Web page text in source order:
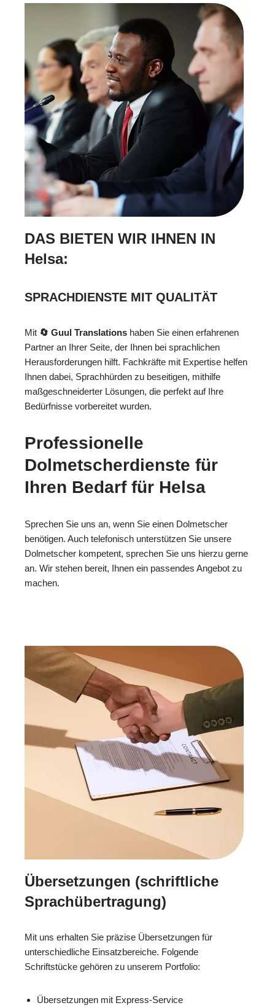
DAS BIETEN WIR IHNEN IN
Helsa:
SPRACHDIENSTE MIT QUALITÄT
Mit 🔄 Guul Translations haben Sie einen erfahrenen
Partner an Ihrer Seite, der Ihnen bei sprachlichen
Herausforderungen hilft. Fachkräfte mit Expertise helfen
Ihnen dabei, Sprachhürden zu beseitigen, mithilfe
maßgeschneiderter Lösungen, die perfekt auf Ihre
Bedürfnisse vorbereitet wurden.
Professionelle
Dolmetscherdienste für
Ihren Bedarf für Helsa
Sprechen Sie uns an, wenn Sie einen Dolmetscher
benötigen. Auch telefonisch unterstützen Sie unsere
Dolmetscher kompetent, sprechen Sie uns hierzu gerne
an. Wir stehen bereit, Ihnen ein passendes Angebot zu
machen.
Übersetzungen (schriftliche
Sprachübertragung)
Mit uns erhalten Sie präzise Übersetzungen für
unterschiedliche Einsatzbereiche. Folgende
Schriftstücke gehören zu unserem Portfolio:
Übersetzungen mit Express-Service